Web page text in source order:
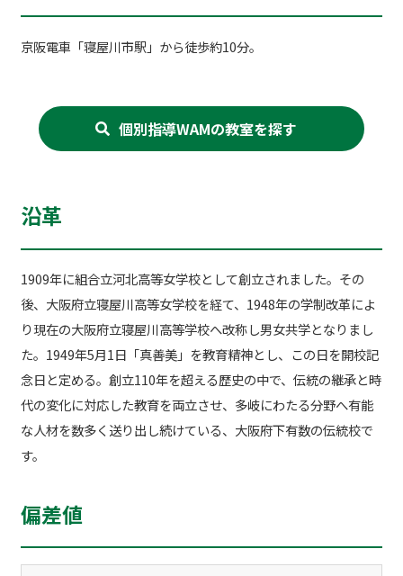
京阪電車「寝屋川市駅」から徒歩約10分。
個別指導WAMの教室を探す
沿革
1909年に組合立河北高等女学校として創立されました。その
後、大阪府立寝屋川高等女学校を経て、1948年の学制改革によ
り現在の大阪府立寝屋川高等学校へ改称し男女共学となりまし
た。1949年5月1日「真善美」を教育精神とし、この日を開校記
念日と定める。創立110年を超える歴史の中で、伝統の継承と時
代の変化に対応した教育を両立させ、多岐にわたる分野へ有能
な人材を数多く送り出し続けている、大阪府下有数の伝統校で
す。
偏差値